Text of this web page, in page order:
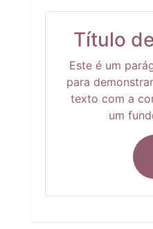
Título
Este é um
para
texto com a
um